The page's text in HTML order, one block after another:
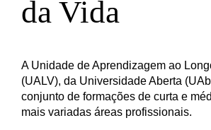
da Vida
A Unidade de Aprendizagem ao
(UALV), da Universidade Aberta
conjunto de formações de curta e
mais variadas áreas profissionais.